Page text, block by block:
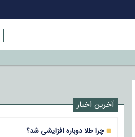
آخرین اخبار
چرا طلا دوباره افزایشی شد؟